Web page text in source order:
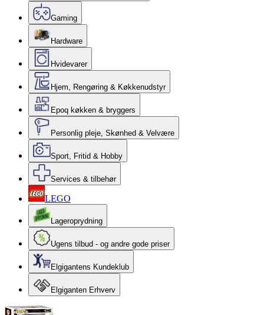
Gaming
Hardware
Hvidevarer
Hjem, Rengøring & Køkkenudstyr
Epoq køkken & bryggers
Personlig pleje, Skønhed & Velvære
Sport, Fritid & Hobby
Services & tilbehør
LEGO
Lageroprydning
Ugens tilbud - og andre gode priser
Elgigantens Kundeklub
Elgiganten Erhverv